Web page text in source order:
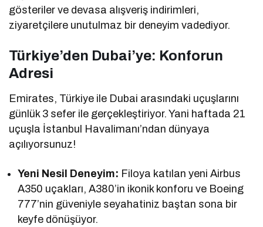
gösteriler ve devasa alışveriş indirimleri,
ziyaretçilere unutulmaz bir deneyim vadediyor.
Türkiye’den Dubai’ye: Konforun
Adresi
Emirates, Türkiye ile Dubai arasındaki uçuşlarını
günlük 3 sefer ile gerçekleştiriyor. Yani haftada 21
uçuşla İstanbul Havalimanı’ndan dünyaya
açılıyorsunuz!
Yeni Nesil Deneyim: Filoya katılan yeni Airbus
A350 uçakları, A380’in ikonik konforu ve Boeing
777’nin güveniyle seyahatiniz baştan sona bir
keyfe dönüşüyor.